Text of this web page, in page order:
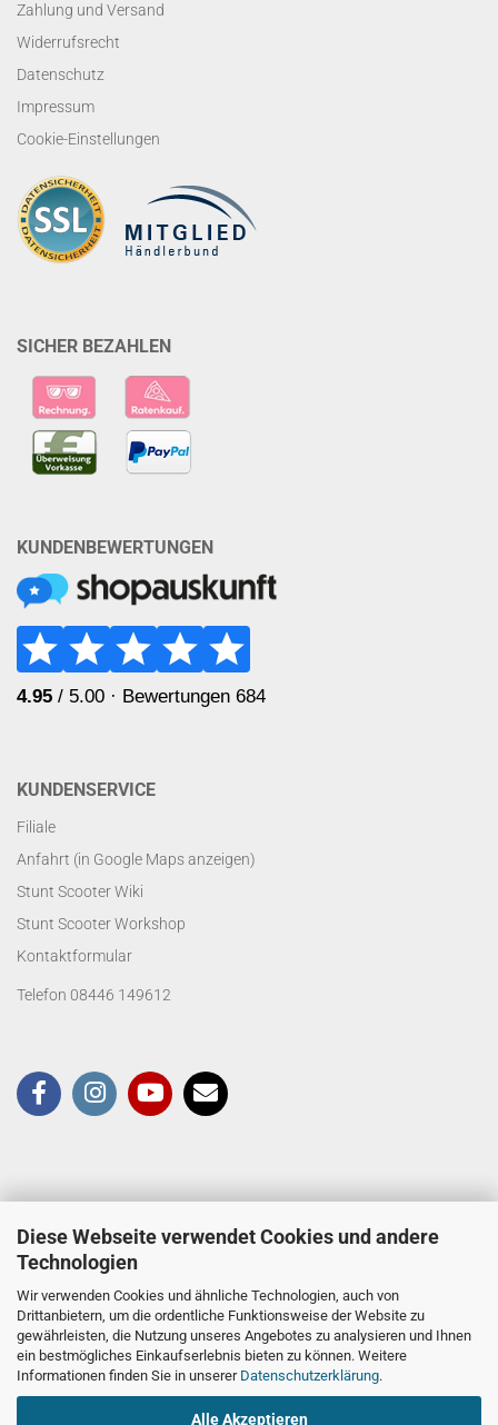
Diese Webseite verwendet Cookies und andere
Technologien
Wir verwenden Cookies und ähnliche Technologien, auch von
Drittanbietern, um die ordentliche Funktionsweise der Website zu
gewährleisten, die Nutzung unseres Angebotes zu analysieren und Ihnen
ein bestmögliches Einkaufserlebnis bieten zu können. Weitere
Informationen finden Sie in unserer Datenschutzerklärung.
Alle Akzeptieren
Zahlung und Versand
Widerrufsrecht
Datenschutz
Impressum
Cookie-Einstellungen
SICHER BEZAHLEN
KUNDENBEWERTUNGEN
KUNDENSERVICE
Filiale
Anfahrt (in Google Maps anzeigen)
Stunt Scooter Wiki
Stunt Scooter Workshop
Kontaktformular
Telefon 08446 149612